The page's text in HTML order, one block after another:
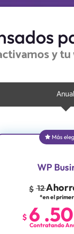
y
Anual
Más
WP
$ 12
*en el
$ 6 .50
Contratando